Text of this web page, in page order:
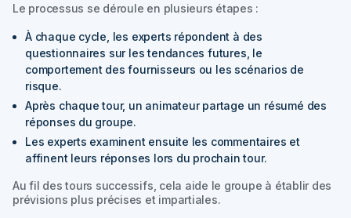
Le processus se déroule en plusieurs étapes :
À chaque cycle, les experts répondent à des
questionnaires sur les tendances futures, le
comportement des fournisseurs ou les scénarios de
risque.
Après chaque tour, un animateur partage un résumé des
réponses du groupe.
Les experts examinent ensuite les commentaires et
affinent leurs réponses lors du prochain tour.
Au fil des tours successifs, cela aide le groupe à établir des
prévisions plus précises et impartiales.